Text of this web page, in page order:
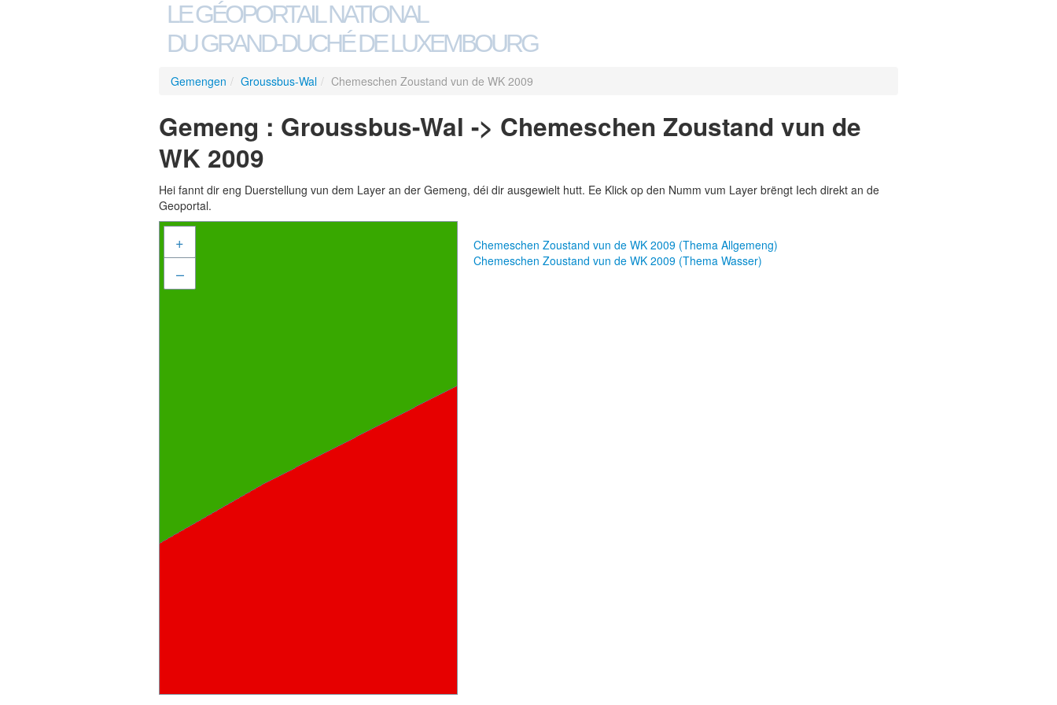
LE GÉOPORTAIL NATIONAL
DU GRAND-DUCHÉ DE LUXEMBOURG
Gemengen / Groussbus-Wal / Chemeschen Zoustand vun de WK 2009
Gemeng : Groussbus-Wal -> Chemeschen Zoustand vun de
WK 2009
Hei fannt dir eng Duerstellung vun dem Layer an der Gemeng, déi dir ausgewielt hutt. Ee Klick op den Numm vum Layer brëngt Iech direkt an de
Geoportal.
+
–
Chemeschen Zoustand vun de WK 2009 (Thema Allgemeng)
Chemeschen Zoustand vun de WK 2009 (Thema Wasser)